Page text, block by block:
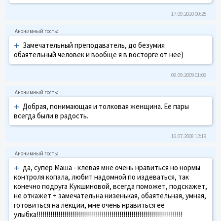
17.09.2010 00:25
+ Замечательный преподаватель, до безумия
обаятельный человек и вообще я в восторге от нее)
09.09.2009 01:09
+ Добрая, понимающая и толковая женщина. Ее пары
всегда были в радость.
16.07.2008 12:19
+ да, супер Маша - клевая мне очень нравиться но нормы
контроля копала, любит надомной по издеваться, так
конечно подруга Кукшиновой, всегда поможет, подскажет,
не откажет + замечательна низенькая, обаятельная, умная,
готовиться на лекции, мне очень нравиться ее
улыбка!!!!!!!!!!!!!!!!!!!!!!!!!!!!!!!!!!!!!!!!!!!!!!!!!!!!!!!!!!!!!!!!!!!!!!!!!!